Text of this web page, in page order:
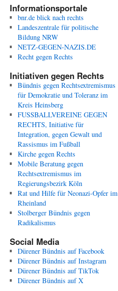
Informationsportale
bnr.de blick nach rechts
Landeszentrale für politische
Bildung NRW
NETZ-GEGEN-NAZIS.DE
Recht gegen Rechts
Initiativen gegen Rechts
Bündnis gegen Rechtsextremismus
für Demokratie und Toleranz im
Kreis Heinsberg
FUSSBALLVEREINE GEGEN
RECHTS, Initiative für
Integration, gegen Gewalt und
Rassismus im Fußball
Kirche gegen Rechts
Mobile Beratung gegen
Rechtsextremismus im
Regierungsbezirk Köln
Rat und Hilfe für Neonazi-Opfer im
Rheinland
Stolberger Bündnis gegen
Radikalismus
Social Media
Dürener Bündnis auf Facebook
Dürener Bündnis auf Instagram
Dürener Bündnis auf TikTok
Dürener Bündnis auf X